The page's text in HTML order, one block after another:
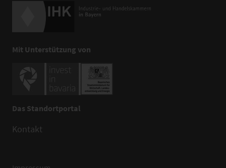
Mit Unterstützung von
Das Standortportal
Kontakt